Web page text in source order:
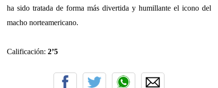
ha sido tratada de forma más divertida y humillante el icono del
macho norteamericano.
Calificación: 2’5